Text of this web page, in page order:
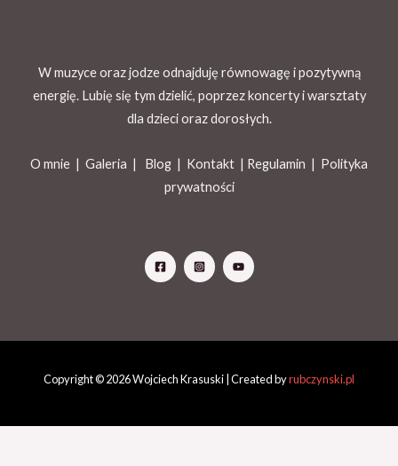
W muzyce oraz jodze odnajduję równowagę i pozytywną
energię. Lubię się tym dzielić, poprzez koncerty i warsztaty
dla dzieci oraz dorosłych.
O mnie | Galeria | Blog | Kontakt | Regulamin | Polityka
prywatności
Copyright © 2026 Wojciech Krasuski | Created byrubczynski.pl